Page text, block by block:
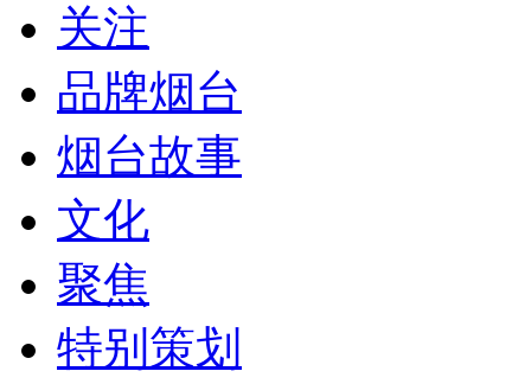
关注
品牌烟台
烟台故事
文化
聚焦
特别策划